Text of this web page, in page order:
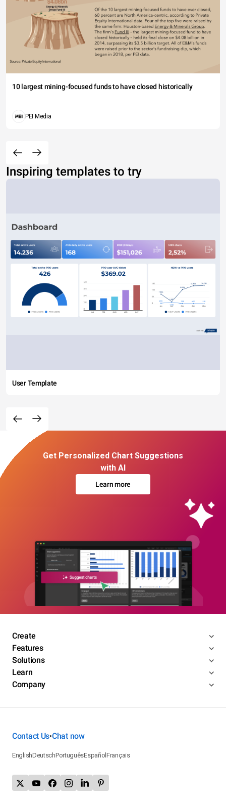
10 largest mining-focused funds to have closed historically
PEI Media
Inspiring templates to try
User Template
Get Personalized Chart Suggestions
with AI
Learn more
Create
Features
Solutions
Learn
Company
Contact Us•Chat now
EnglishDeutschPortuguêsEspañolFrançais